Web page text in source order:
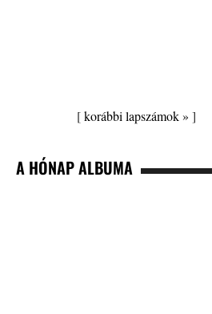
[korábbi lapszámok » ]
A HÓNAP ALBUMA